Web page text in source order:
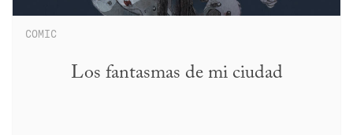
COMIC
Los fantasmas de mi ciudad